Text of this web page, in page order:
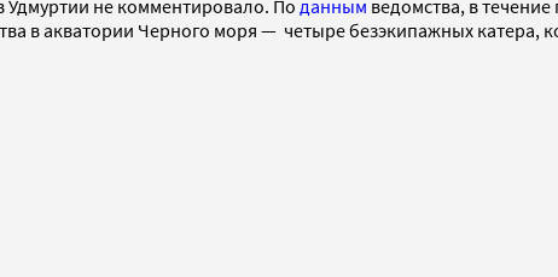
не комментировало. По данным ведомства, в
в акватории Черного моря — четыре безэкипажных катера,